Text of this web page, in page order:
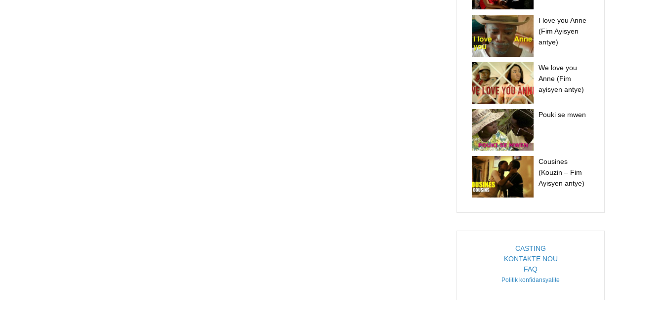
I love you Anne
(Fim Ayisyen
antye)
We love you
Anne (Fim
ayisyen antye)
Pouki se mwen
Cousines
(Kouzin – Fim
Ayisyen antye)
CASTING
KONTAKTE NOU
FAQ
Politik konfidansyalite